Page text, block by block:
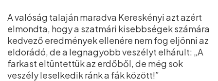
A valóság talaján maradva Kereskényi azt azért
elmondta, hogy a szatmári kisebbségek számára
kedvező eredmények ellenére nem fog eljönni az
eldorádó, de a legnagyobb veszélyt elhárult: „A
farkast eltüntettük az erdőből, de még sok
veszély leselkedik ránk a fák között!”